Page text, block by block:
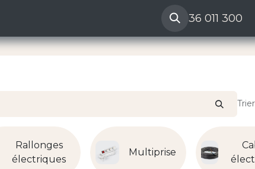
36 011 300
Rallonges
électriques
Multiprise